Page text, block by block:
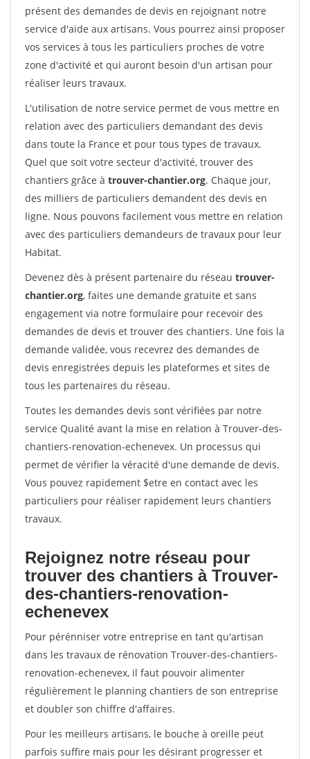
présent des demandes de devis en rejoignant notre
service d'aide aux artisans. Vous pourrez ainsi proposer
vos services à tous les particuliers proches de votre
zone d'activité et qui auront besoin d'un artisan pour
réaliser leurs travaux.
L'utilisation de notre service permet de vous mettre en
relation avec des particuliers demandant des devis
dans toute la France et pour tous types de travaux.
Quel que soit votre secteur d'activité, trouver des
chantiers grâce à trouver-chantier.org. Chaque jour,
des milliers de particuliers demandent des devis en
ligne. Nous pouvons facilement vous mettre en relation
avec des particuliers demandeurs de travaux pour leur
Habitat.
Devenez dès à présent partenaire du réseau trouver-
chantier.org, faites une demande gratuite et sans
engagement via notre formulaire pour recevoir des
demandes de devis et trouver des chantiers. Une fois la
demande validée, vous recevrez des demandes de
devis enregistrées depuis les plateformes et sites de
tous les partenaires du réseau.
Toutes les demandes devis sont vérifiées par notre
service Qualité avant la mise en relation à Trouver-des-
chantiers-renovation-echenevex. Un processus qui
permet de vérifier la véracité d'une demande de devis.
Vous pouvez rapidement $etre en contact avec les
particuliers pour réaliser rapidement leurs chantiers
travaux.
Rejoignez notre réseau pour
trouver des chantiers à Trouver-
des-chantiers-renovation-
echenevex
Pour pérénniser votre entreprise en tant qu'artisan
dans les travaux de rénovation Trouver-des-chantiers-
renovation-echenevex, il faut pouvoir alimenter
régulièrement le planning chantiers de son entreprise
et doubler son chiffre d'affaires.
Pour les meilleurs artisans, le bouche à oreille peut
parfois suffire mais pour les désirant progresser et